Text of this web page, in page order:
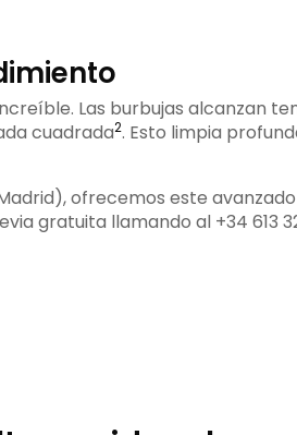
Las burbujas alcanzan
cuadrada2. Esto limpia
ofrecemos este avanzado
gratuita llamando al +34 613